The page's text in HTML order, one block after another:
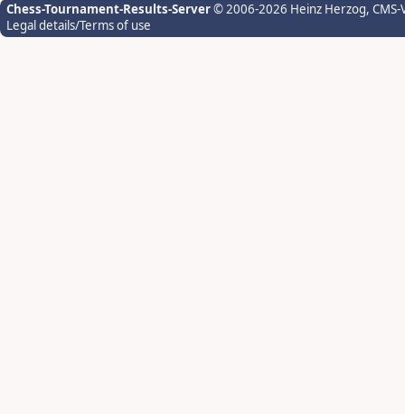
Chess-Tournament-Results-Server© 2006-2026 Heinz Herzog,
Legal details/Terms of use